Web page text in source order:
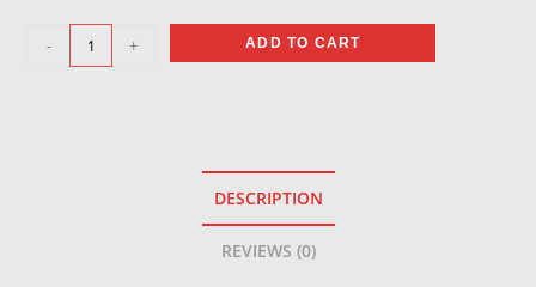
COMPLET
- + ADD TO CART
DESCRIPTION
REVIEWS (0)